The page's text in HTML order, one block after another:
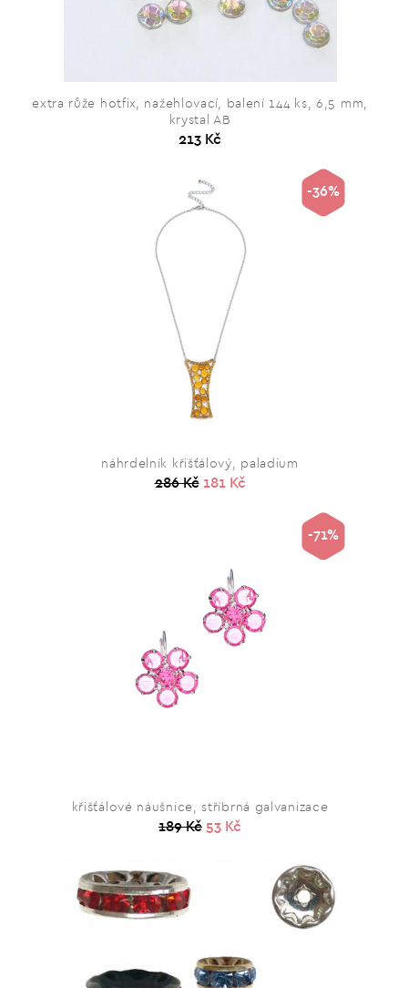
extra růže hotfix, nažehlovací, balení 144 ks, 6,5 mm,
krystal AB
213 Kč
náhrdelník křišťálový, paladium
286 Kč 181 Kč
-36%
křišťálové náušnice, stříbrná galvanizace
189 Kč 53 Kč
-71%